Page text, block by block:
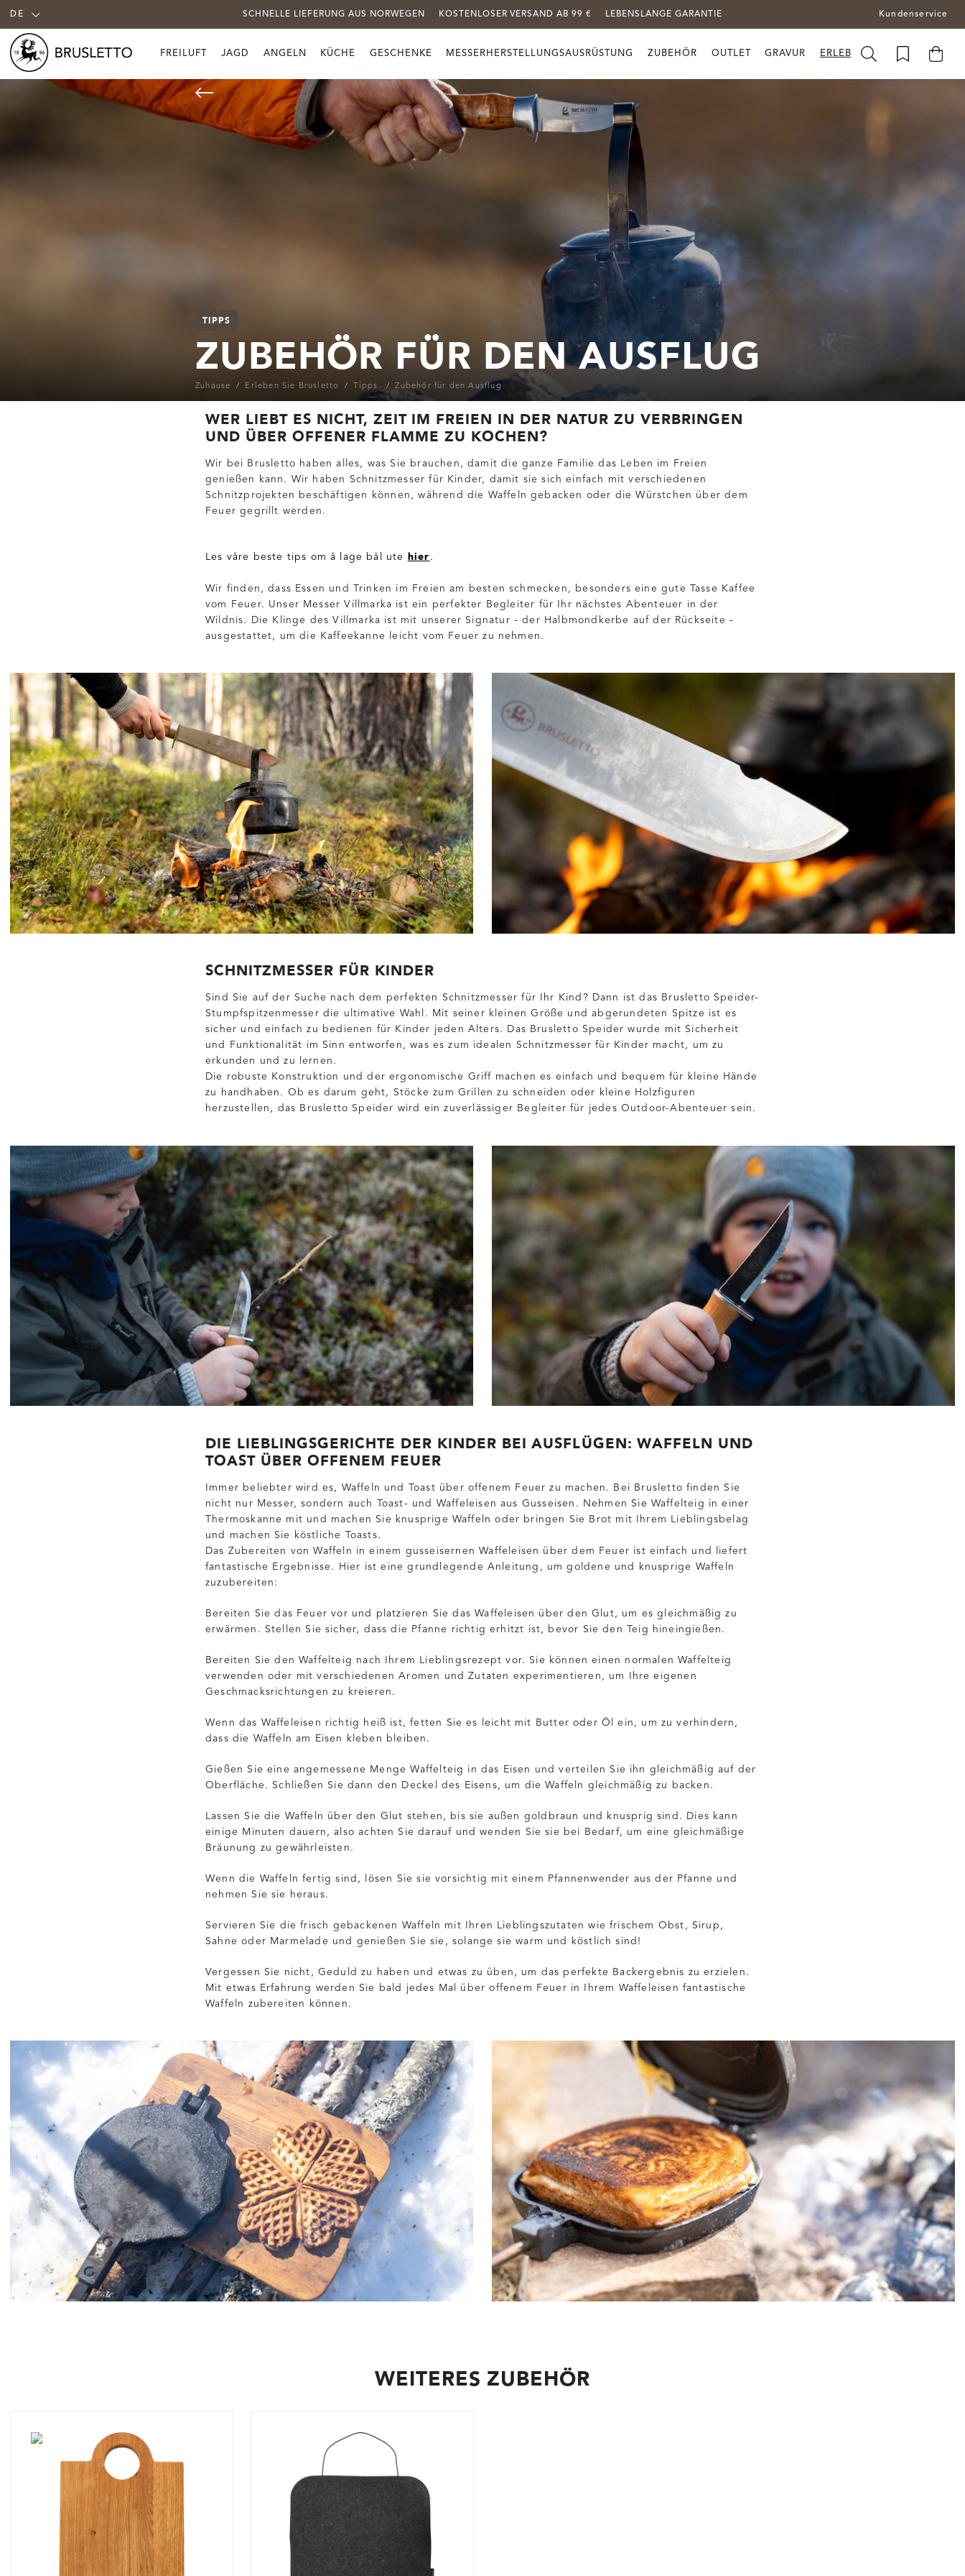
DE SCHNELLE LIEFERUNG AUS NORWEGEN KOSTENLOSER VERSAND AB 99 € LEBENSLANGE GARANTIE Kundenservice
FREILUFT JAGD ANGELN KÜCHE GESCHENKE MESSERHERSTELLUNGSAUSRÜSTUNG ZUBEHÖR OUTLET GRAVUR ERLEBEN SIE BRUSLETTO
TIPPS
ZUBEHÖR FÜR DEN AUSFLUG
Zuhause Erleben Sie Brusletto Tipps Zubehör für den Ausflug
WER LIEBT ES NICHT, ZEIT IM FREIEN IN DER NATUR ZU VERBRINGEN
UND ÜBER OFFENER FLAMME ZU KOCHEN?
Wir bei Brusletto haben alles, was Sie brauchen, damit die ganze Familie das Leben im Freien
genießen kann. Wir haben Schnitzmesser für Kinder, damit sie sich einfach mit verschiedenen
Schnitzprojekten beschäftigen können, während die Waffeln gebacken oder die Würstchen über dem
Feuer gegrillt werden.
Les våre beste tips om å lage bål ute hier .
Wir finden, dass Essen und Trinken im Freien am besten schmecken, besonders eine gute Tasse Kaffee
vom Feuer. Unser Messer Villmarka ist ein perfekter Begleiter für Ihr nächstes Abenteuer in der
Wildnis. Die Klinge des Villmarka ist mit unserer Signatur - der Halbmondkerbe auf der Rückseite -
ausgestattet, um die Kaffeekanne leicht vom Feuer zu nehmen.
SCHNITZMESSER FÜR KINDER
Sind Sie auf der Suche nach dem perfekten Schnitzmesser für Ihr Kind? Dann ist das Brusletto Speider-
Stumpfspitzenmesser die ultimative Wahl. Mit seiner kleinen Größe und abgerundeten Spitze ist es
sicher und einfach zu bedienen für Kinder jeden Alters. Das Brusletto Speider wurde mit Sicherheit
und Funktionalität im Sinn entworfen, was es zum idealen Schnitzmesser für Kinder macht, um zu
erkunden und zu lernen.
Die robuste Konstruktion und der ergonomische Griff machen es einfach und bequem für kleine Hände
zu handhaben. Ob es darum geht, Stöcke zum Grillen zu schneiden oder kleine Holzfiguren
herzustellen, das Brusletto Speider wird ein zuverlässiger Begleiter für jedes Outdoor-Abenteuer sein.
DIE LIEBLINGSGERICHTE DER KINDER BEI AUSFLÜGEN: WAFFELN UND
TOAST ÜBER OFFENEM FEUER
Immer beliebter wird es, Waffeln und Toast über offenem Feuer zu machen. Bei Brusletto finden Sie
nicht nur Messer, sondern auch Toast- und Waffeleisen aus Gusseisen. Nehmen Sie Waffelteig in einer
Thermoskanne mit und machen Sie knusprige Waffeln oder bringen Sie Brot mit Ihrem Lieblingsbelag
und machen Sie köstliche Toasts.
Das Zubereiten von Waffeln in einem gusseisernen Waffeleisen über dem Feuer ist einfach und liefert
fantastische Ergebnisse. Hier ist eine grundlegende Anleitung, um goldene und knusprige Waffeln
zuzubereiten:
Bereiten Sie das Feuer vor und platzieren Sie das Waffeleisen über den Glut, um es gleichmäßig zu
erwärmen. Stellen Sie sicher, dass die Pfanne richtig erhitzt ist, bevor Sie den Teig hineingießen.
Bereiten Sie den Waffelteig nach Ihrem Lieblingsrezept vor. Sie können einen normalen Waffelteig
verwenden oder mit verschiedenen Aromen und Zutaten experimentieren, um Ihre eigenen
Geschmacksrichtungen zu kreieren.
Wenn das Waffeleisen richtig heiß ist, fetten Sie es leicht mit Butter oder Öl ein, um zu verhindern,
dass die Waffeln am Eisen kleben bleiben.
Gießen Sie eine angemessene Menge Waffelteig in das Eisen und verteilen Sie ihn gleichmäßig auf der
Oberfläche. Schließen Sie dann den Deckel des Eisens, um die Waffeln gleichmäßig zu backen.
Lassen Sie die Waffeln über den Glut stehen, bis sie außen goldbraun und knusprig sind. Dies kann
einige Minuten dauern, also achten Sie darauf und wenden Sie sie bei Bedarf, um eine gleichmäßige
Bräunung zu gewährleisten.
Wenn die Waffeln fertig sind, lösen Sie sie vorsichtig mit einem Pfannenwender aus der Pfanne und
nehmen Sie sie heraus.
Servieren Sie die frisch gebackenen Waffeln mit Ihren Lieblingszutaten wie frischem Obst, Sirup,
Sahne oder Marmelade und genießen Sie sie, solange sie warm und köstlich sind!
Vergessen Sie nicht, Geduld zu haben und etwas zu üben, um das perfekte Backergebnis zu erzielen.
Mit etwas Erfahrung werden Sie bald jedes Mal über offenem Feuer in Ihrem Waffeleisen fantastische
Waffeln zubereiten können.
WEITERES ZUBEHÖR